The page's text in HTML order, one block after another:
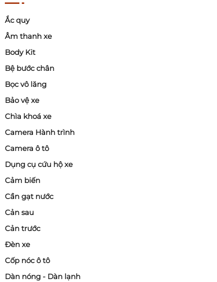
Ắc quy
Âm thanh xe
Body Kit
Bệ bước chân
Bọc vô lăng
Bảo vệ xe
Chìa khoá xe
Camera Hành trình
Camera ô tô
Dụng cụ cứu hộ xe
Cảm biến
Cần gạt nước
Cản sau
Cản trước
Đèn xe
Cốp nóc ô tô
Dàn nóng - Dàn lạnh